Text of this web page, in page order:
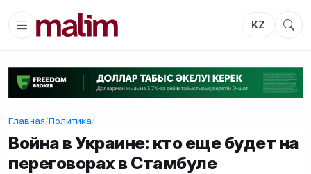
KZ
Главная/Политика/
Война в Украине: кто еще будет на
переговорах в Стамбуле